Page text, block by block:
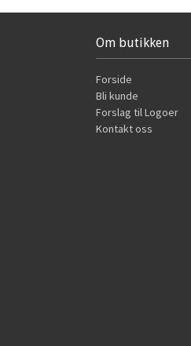
Om butikken
Forside
Bli kunde
Forslag til Logoer
Kontakt oss